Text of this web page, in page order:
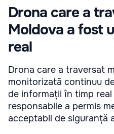
Drona care a
Moldova a fost
real
Drona care a traversat
monitorizată continuu
de informații în timp
responsabile a permis
acceptabil de siguranță